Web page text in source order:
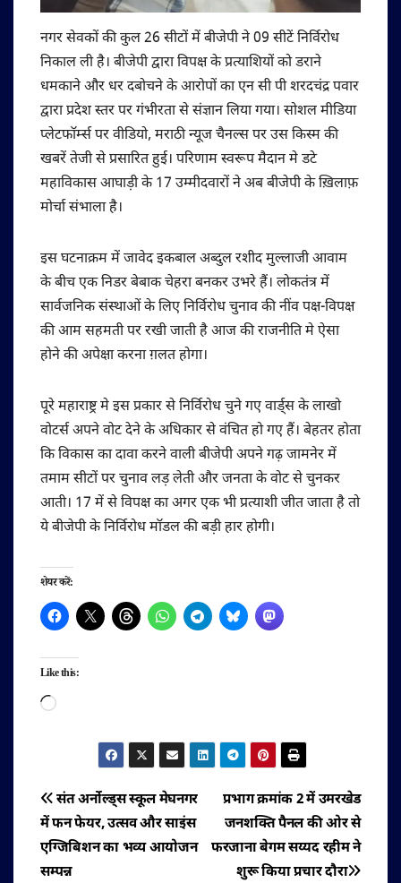
नगर सेवकों की कुल 26 सीटों में बीजेपी ने 09 सीटें निर्विरोध
निकाल ली है। बीजेपी द्वारा विपक्ष के प्रत्याशियों को डराने
धमकाने और धर दबोचने के आरोपों का एन सी पी शरदचंद्र पवार
द्वारा प्रदेश स्तर पर गंभीरता से संज्ञान लिया गया। सोशल मीडिया
प्लेटफॉर्म्स पर वीडियो, मराठी न्यूज चैनल्स पर उस किस्म की
खबरें तेजी से प्रसारित हुई। परिणाम स्वरूप मैदान मे डटे
महाविकास आघाड़ी के 17 उम्मीदवारों ने अब बीजेपी के ख़िलाफ़
मोर्चा संभाला है।
इस घटनाक्रम में जावेद इकबाल अब्दुल रशीद मुल्लाजी आवाम
के बीच एक निडर बेबाक चेहरा बनकर उभरे हैं। लोकतंत्र में
सार्वजनिक संस्थाओं के लिए निर्विरोध चुनाव की नींव पक्ष-विपक्ष
की आम सहमती पर रखी जाती है आज की राजनीति मे ऐसा
होने की अपेक्षा करना ग़लत होगा।
पूरे महाराष्ट्र मे इस प्रकार से निर्विरोध चुने गए वार्ड्स के लाखो
वोटर्स अपने वोट देने के अधिकार से वंचित हो गए हैं। बेहतर होता
कि विकास का दावा करने वाली बीजेपी अपने गढ़ जामनेर में
तमाम सीटों पर चुनाव लड़ लेती और जनता के वोट से चुनकर
आती। 17 में से विपक्ष का अगर एक भी प्रत्याशी जीत जाता है तो
ये बीजेपी के निर्विरोध मॉडल की बड़ी हार होगी।
शेयर करें:
Like this:
Loading…
पोस्ट
नेविगेशन
प्रभाग क्रमांक 2 में उमरखेड
जनशक्ति पैनल की ओर से
फरजाना बेगम सय्यद रहीम ने
शुरू किया प्रचार दौरा
संत अर्नोल्ड्स स्कूल मेघनगर
में फन फेयर, उत्सव और साइंस
एग्जिबिशन का भव्य आयोजन
सम्पन्न